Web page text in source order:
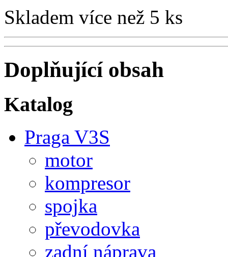
Skladem více než 5 ks
Doplňující obsah
Katalog
Praga V3S
motor
kompresor
spojka
převodovka
zadní náprava